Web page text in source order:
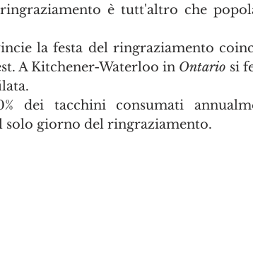
è tutt'altro che
la festa del ringraziamento
A Kitchener-Waterloo in Ontario si
dei tacchini consumati
solo giorno del ringraziamento.